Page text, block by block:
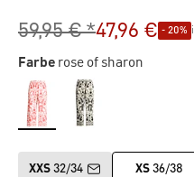
59,95 € *47,96 € - 20%
Farbe rose of sharon
XXS 32/34 XS36/38